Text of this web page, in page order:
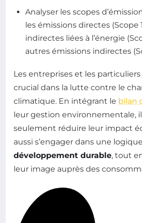
Analyser les scopes
les émissions directes (Scope
indirectes liées à l’énergie
autres émissions indirectes
Les entreprises et les
crucial dans la lutte contre le
climatique. En intégrant le bilan
leur gestion environnementale,
seulement réduire leur impact
aussi s’engager dans une
développement durable, tout
leur image auprès des